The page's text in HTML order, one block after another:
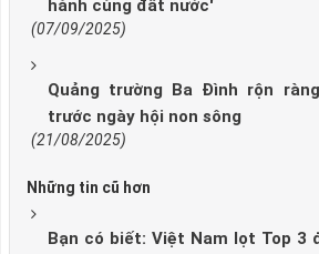
hành cùng đất nước'
(07/09/2025)
Quảng trường Ba Đình rộn
trước ngày hội non sông
(21/08/2025)
Những tin cũ hơn
Bạn có biết: Việt Nam lọt Top 3